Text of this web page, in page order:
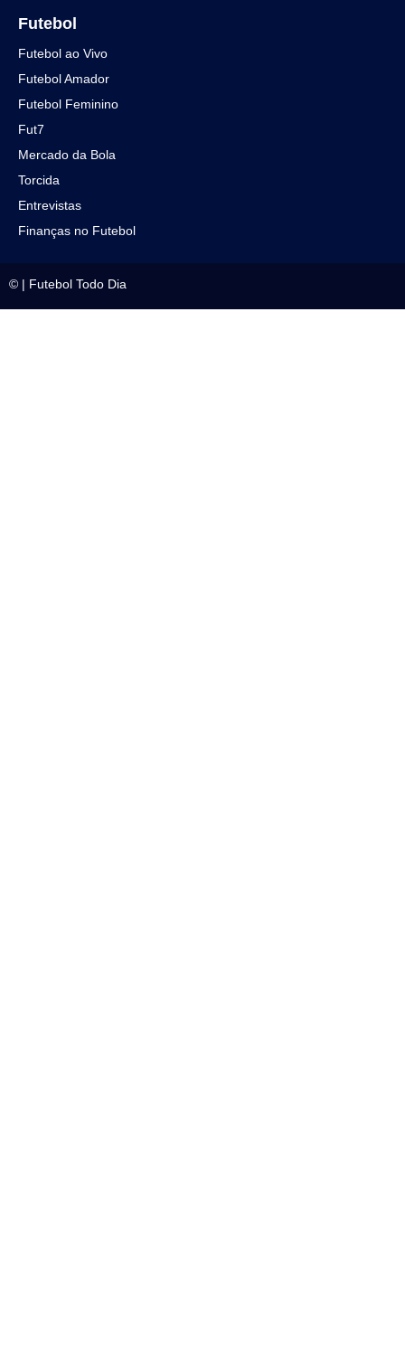
Futebol
Futebol ao Vivo
Futebol Amador
Futebol Feminino
Fut7
Mercado da Bola
Torcida
Entrevistas
Finanças no Futebol
© | Futebol Todo Dia